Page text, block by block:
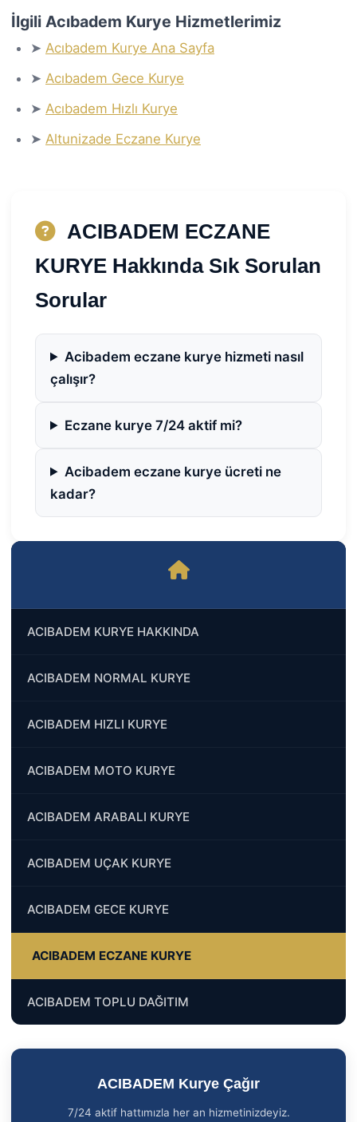
ACIBADEM KURYE HAKKINDA
ACIBADEM NORMAL KURYE
ACIBADEM HIZLI KURYE
ACIBADEM MOTO KURYE
ACIBADEM ARABALI KURYE
ACIBADEM UÇAK KURYE
ACIBADEM GECE KURYE
ACIBADEM ECZANE KURYE
ACIBADEM TOPLU DAĞITIM
ACIBADEM Kurye Çağır
7/24 aktif hattımızla her an hizmetinizdeyiz.
İlgili Acıbadem Kurye Hizmetlerimiz
➤ Acıbadem Kurye Ana Sayfa
➤ Acıbadem Gece Kurye
➤ Acıbadem Hızlı Kurye
➤ Altunizade Eczane Kurye
ACIBADEM ECZANE
KURYE Hakkında Sık Sorulan
Sorular
Acibadem eczane kurye hizmeti nasıl
çalışır?
Eczane kurye 7/24 aktif mi?
Acibadem eczane kurye ücreti ne
kadar?